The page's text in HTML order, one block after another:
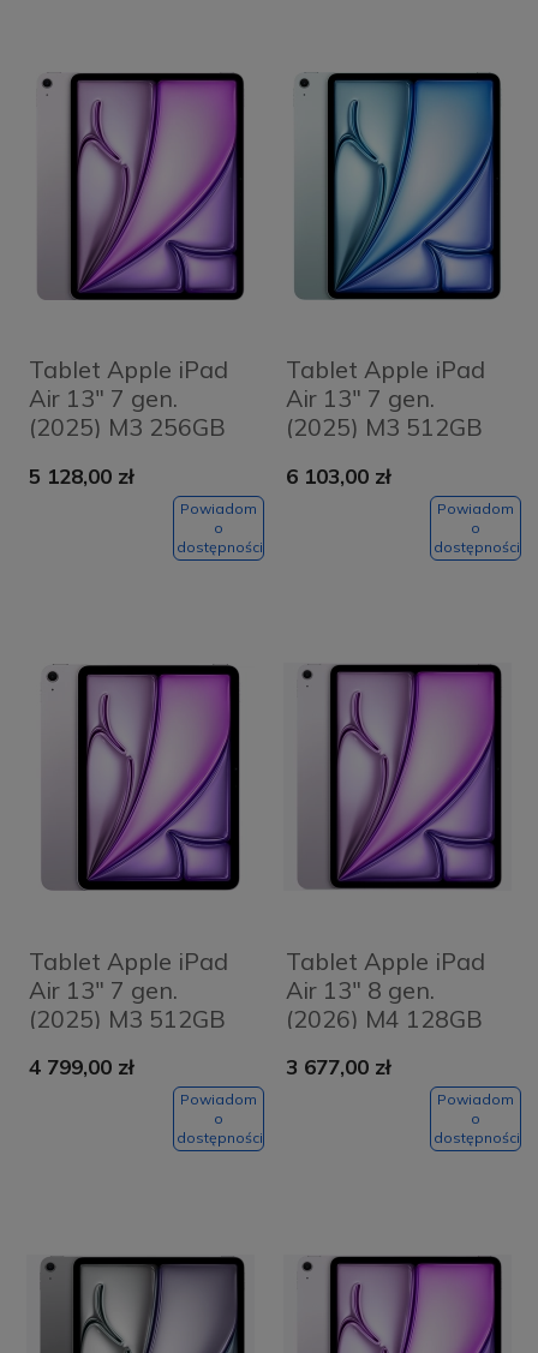
Tablet Apple iPad
Air 13" 7 gen.
(2025) M3 256GB
Fioletowy - Purple
5 128,00 zł
Powiadom
o
dostępności
Tablet Apple iPad
Air 13" 7 gen.
(2025) M3 512GB
Niebieski - Blue
6 103,00 zł
Powiadom
o
dostępności
Tablet Apple iPad
Air 13" 7 gen.
(2025) M3 512GB
Purple
4 799,00 zł
Powiadom
o
dostępności
Tablet Apple iPad
Air 13" 8 gen.
(2026) M4 128GB
Purple
3 677,00 zł
Powiadom
o
dostępności